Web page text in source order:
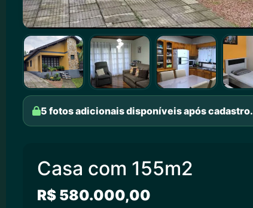
5 fotos adicionais disponíveis após cadastro.
Casa com 155m2
R$ 580.000,00